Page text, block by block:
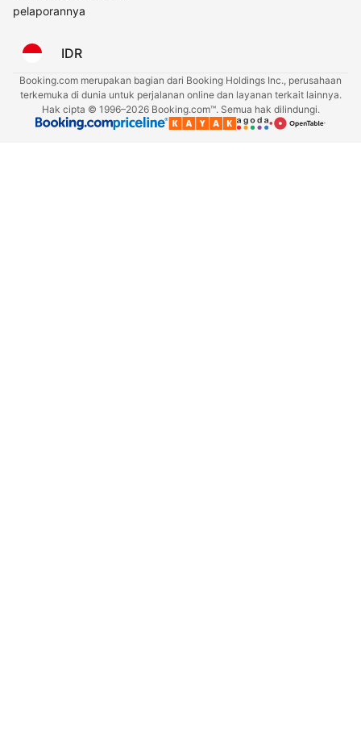
pelaporannya
IDR
Booking.com merupakan bagian dari Booking Holdings Inc., perusahaan
terkemuka di dunia untuk perjalanan online dan layanan terkait lainnya.
Hak cipta © 1996–2026 Booking.com™. Semua hak dilindungi.